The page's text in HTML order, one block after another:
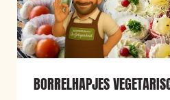
BORRELHAPJES